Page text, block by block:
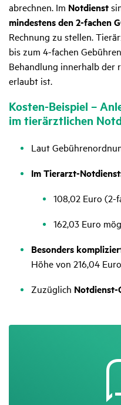
abrechnen. Im Notdienst
mindestens den 2-fachen
Rechnung zu stellen.
bis zum 4-fachen
Behandlung innerhalb der
erlaubt ist.
Kosten-Beispiel –
im tier­ärzt­li­chen
Laut
Im Tierarzt-
108,02 Euro (2-
162,03 Euro
Besonders
Höhe von 216,04
Zuzüglich Notdienst-